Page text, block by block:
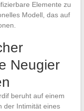
Elemente zu
Modell, das auf
Neugier
beruht auf einem
der Intimität eines